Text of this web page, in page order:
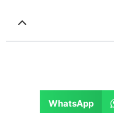
WhatsApp